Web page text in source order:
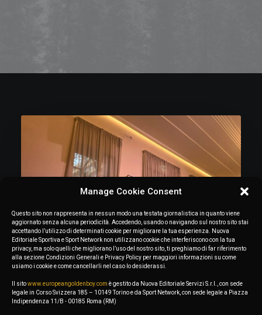
Manage Cookie Consent
Questo sito non rappresenta in nessun modo una testata giornalistica in quanto viene
aggiornato senza alcuna periodicità. Accedendo, usando o navigando sul nostro sito stai
accettando l’utilizzo di determinati cookie per migliorare la tua esperienza. Nuova
Editoriale Sportiva e Sport Network non utilizzano cookie che interferiscono con la tua
privacy, ma solo quelli che migliorano l’uso del nostro sito, ti preghiamo di far riferimento
alla sezione Condizioni Generali e Privacy Policy per maggiori informazioni su come
usiamo i cookie e come cancellarli nel caso lo desiderassi.
Il sitowww.europeangoldenboy.com è gestito da Nuova Editoriale Servizi S.r.l., con sede
legale in Corso Svizzera 185 – 10149 Torino e da Sport Network, con sede legale a Piazza
Indipendenza 11/B - 00185 Roma (RM)
October 18, 2024
European Golden Boy 2024: the